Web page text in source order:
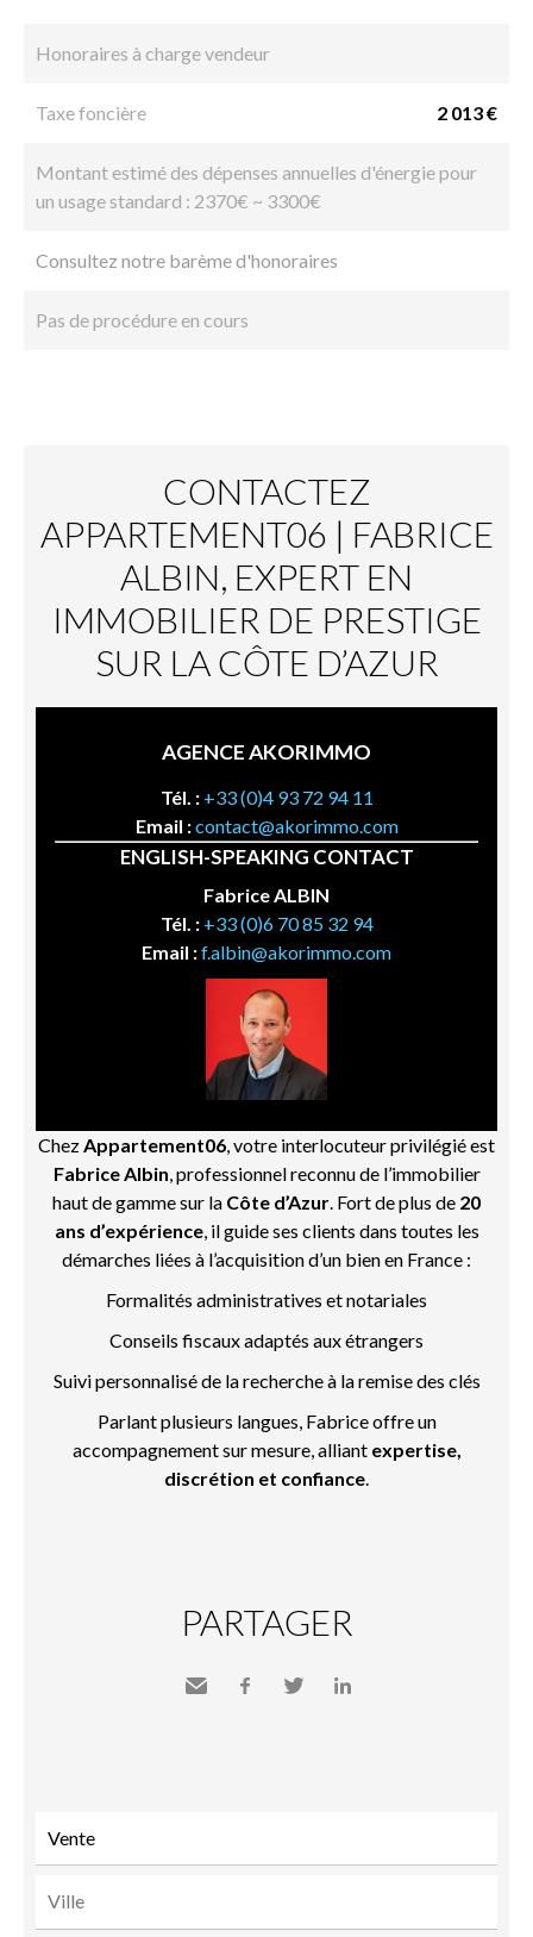
Honoraires à charge vendeur
Taxe foncière 2 013 €
Montant estimé des dépenses annuelles d'énergie pour
un usage standard : 2370€ ~ 3300€
Consultez notre barème d'honoraires
Pas de procédure en cours
CONTACTEZ
APPARTEMENT06 | FABRICE
ALBIN, EXPERT EN
IMMOBILIER DE PRESTIGE
SUR LA CÔTE D’AZUR
AGENCE AKORIMMO
Tél. : +33 (0)4 93 72 94 11
Email :contact@akorimmo.com
ENGLISH-SPEAKING CONTACT
Fabrice ALBIN
Tél. : +33 (0)6 70 85 32 94
Email :f.albin@akorimmo.com
Chez Appartement06 , votre interlocuteur privilégié est
Fabrice Albin , professionnel reconnu de l’immobilier
haut de gamme sur la Côte d’Azur . Fort de plus de 20
ans d’expérience, il guide ses clients dans toutes les
démarches liées à l’acquisition d’un bien en France :
Formalités administratives et notariales
Conseils fiscaux adaptés aux étrangers
Suivi personnalisé de la recherche à la remise des clés
Parlant plusieurs langues, Fabrice offre un
accompagnement sur mesure, alliant expertise,
discrétion et confiance
PARTAGER